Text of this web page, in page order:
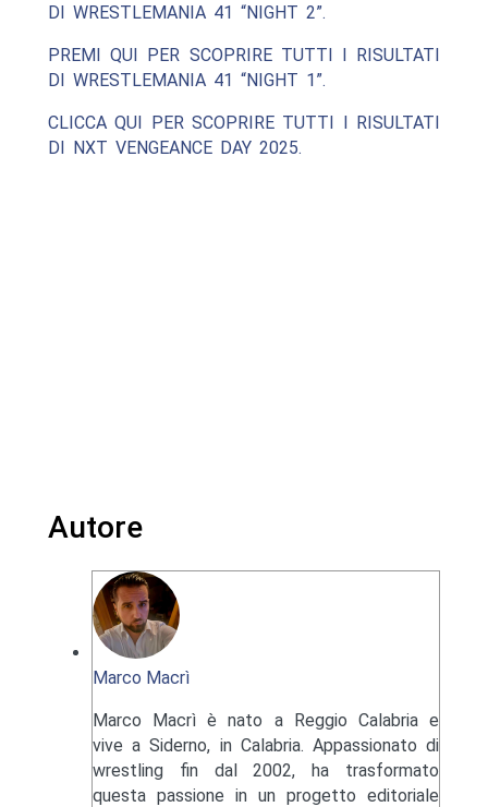
DI WRESTLEMANIA 41 “NIGHT 2”.
PREMI QUI PER SCOPRIRE TUTTI I RISULTATI
DI WRESTLEMANIA 41 “NIGHT 1”.
CLICCA QUI PER SCOPRIRE TUTTI I RISULTATI
DI NXT VENGEANCE DAY 2025.
Autore
Marco Macrì
Marco Macrì è nato a Reggio Calabria e
vive a Siderno, in Calabria. Appassionato di
wrestling fin dal 2002, ha trasformato
questa passione in un progetto editoriale